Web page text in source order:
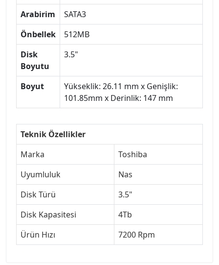
Arabirim
SATA3
Önbellek
512MB
Disk
Boyutu
3.5"
Boyut
Yükseklik: 26.11 mm x Genişlik:
101.85mm x Derinlik: 147 mm
Teknik Özellikler
Marka
Toshiba
Uyumluluk
Nas
Disk Türü
3.5"
Disk Kapasitesi
4Tb
Ürün Hızı
7200 Rpm